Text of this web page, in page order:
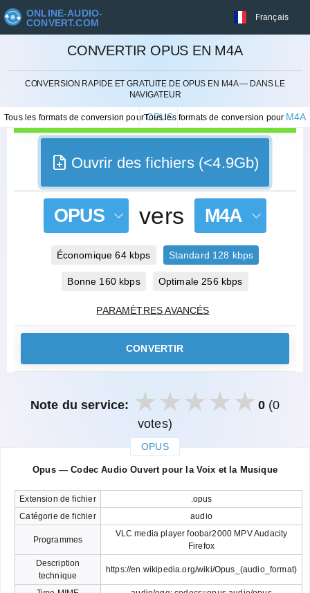
ONLINE-AUDIO-
CONVERT.COM
Français
CONVERTIR OPUS EN M4A
CONVERSION RAPIDE ET GRATUITE DE OPUS EN M4A — DANS LE
NAVIGATEUR
Tous les formats de conversion pourOPUS
Tous les formats de conversion pour M4A
Ouvrir des fichiers (<4.9Gb)
OPUS vers M4A
Économique 64 kbps Standard 128 kbps
Bonne 160 kbps Optimale 256 kbps
PARAMÈTRES AVANCÉS
CONVERTIR
Note du service: 0(0
votes)
OPUS
Opus — Codec Audio Ouvert pour la Voix et la Musique
Extension de fichier
.opus
Catégorie de fichier
audio
Programmes
VLC media player foobar2000 MPV Audacity
Firefox
Description
technique
https://en.wikipedia.org/wiki/Opus_(audio_format)